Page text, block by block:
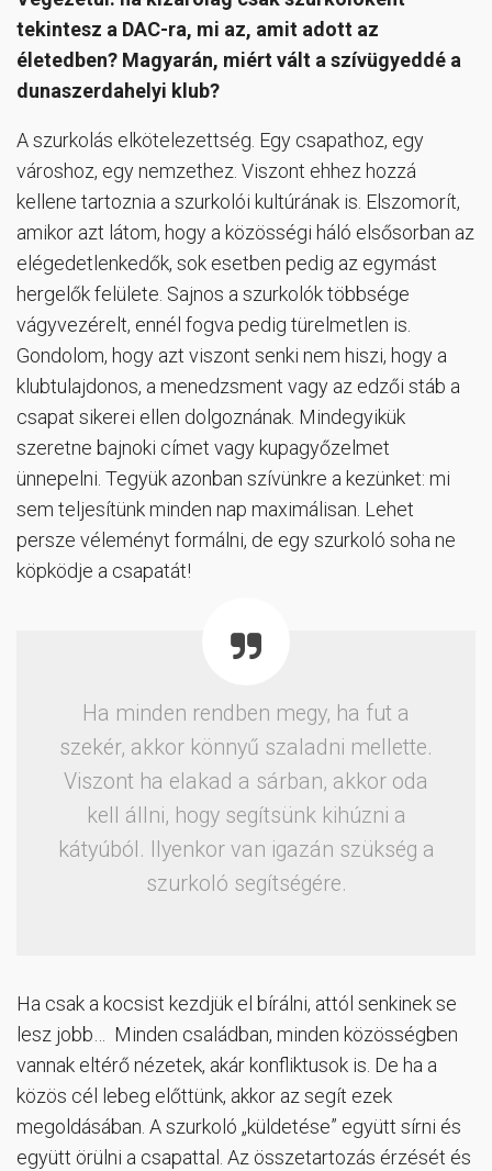
tekintesz a DAC-ra, mi az, amit adott az
életedben? Magyarán, miért vált a szívügyeddé a
dunaszerdahelyi klub?
A szurkolás elkötelezettség. Egy csapathoz, egy
városhoz, egy nemzethez. Viszont ehhez hozzá
kellene tartoznia a szurkolói kultúrának is. Elszomorít,
amikor azt látom, hogy a közösségi háló elsősorban az
elégedetlenkedők, sok esetben pedig az egymást
hergelők felülete. Sajnos a szurkolók többsége
vágyvezérelt, ennél fogva pedig türelmetlen is.
Gondolom, hogy azt viszont senki nem hiszi, hogy a
klubtulajdonos, a menedzsment vagy az edzői stáb a
csapat sikerei ellen dolgoznának. Mindegyikük
szeretne bajnoki címet vagy kupagyőzelmet
ünnepelni. Tegyük azonban szívünkre a kezünket: mi
sem teljesítünk minden nap maximálisan. Lehet
persze véleményt formálni, de egy szurkoló soha ne
köpködje a csapatát!
Ha minden rendben megy, ha fut a
szekér, akkor könnyű szaladni mellette.
Viszont ha elakad a sárban, akkor oda
kell állni, hogy segítsünk kihúzni a
kátyúból. Ilyenkor van igazán szükség a
szurkoló segítségére.
Ha csak a kocsist kezdjük el bírálni, attól senkinek se
lesz jobb… Minden családban, minden közösségben
vannak eltérő nézetek, akár konfliktusok is. De ha a
közös cél lebeg előttünk, akkor az segít ezek
megoldásában. A szurkoló „küldetése” együtt sírni és
együtt örülni a csapattal. Az összetartozás érzését és